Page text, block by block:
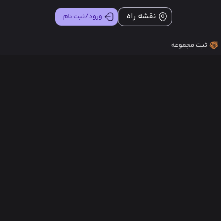
نقشه راه ورود/ثبت نام
ثبت مجموعه